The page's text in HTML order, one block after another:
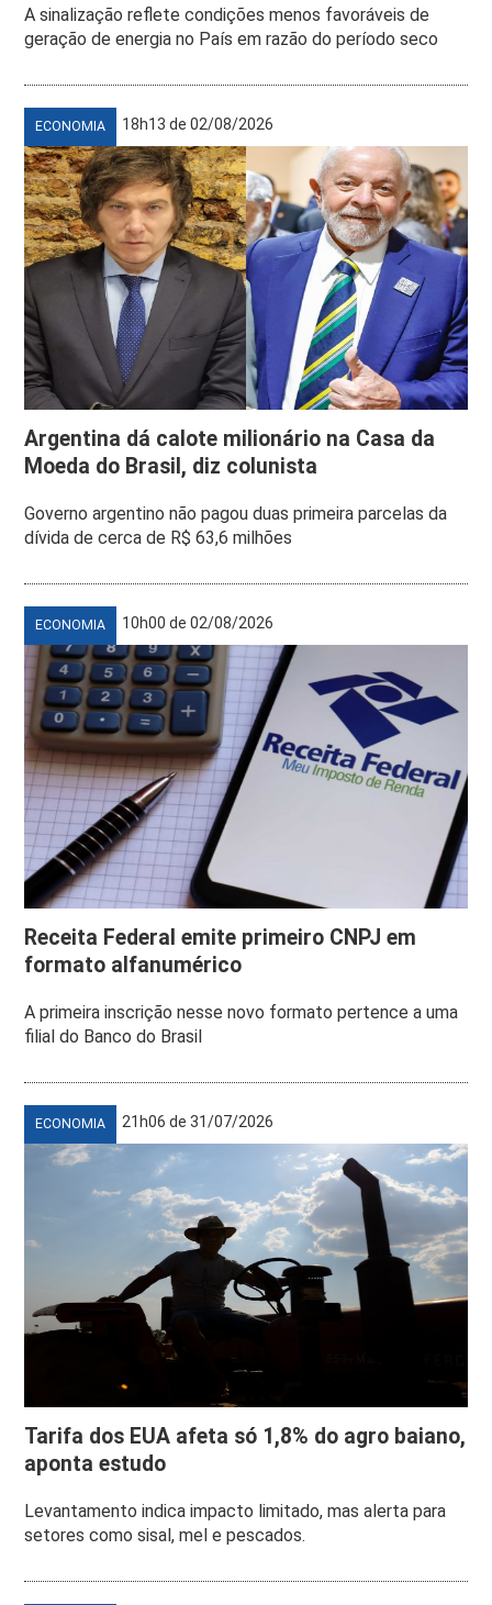
A sinalização reflete condições menos favoráveis de
geração de energia no País em razão do período seco
ECONOMIA 18h13 de 02/08/2026
Argentina dá calote milionário na Casa da
Moeda do Brasil, diz colunista
Governo argentino não pagou duas primeira parcelas da
dívida de cerca de R$ 63,6 milhões
ECONOMIA 10h00 de 02/08/2026
Receita Federal emite primeiro CNPJ em
formato alfanumérico
A primeira inscrição nesse novo formato pertence a uma
filial do Banco do Brasil
ECONOMIA 21h06 de 31/07/2026
Tarifa dos EUA afeta só 1,8% do agro baiano,
aponta estudo
Levantamento indica impacto limitado, mas alerta para
setores como sisal, mel e pescados.